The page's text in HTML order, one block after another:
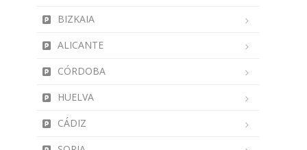
BIZKAIA
ALICANTE
CÓRDOBA
HUELVA
CÁDIZ